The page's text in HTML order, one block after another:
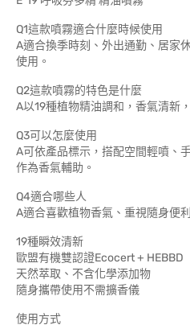
Q1這款噴霧適合什麼時候使用
A適合換季時刻、外出通勤、居家
使用。
Q2這款噴霧的特色是什麼
A以19種植物精油調和，香氣清新
Q3可以怎麼使用
A可依產品標示，搭配空間輕噴、
作為香氣輔助。
Q4適合哪些人
A適合喜歡植物香氣、重視隨身便
19種瞬效清新
歐盟有機雙認證Ecocert + HEBBD
天然萃取、不含化學添加物
隨身攜帶使用不需擴香儀
使用方式